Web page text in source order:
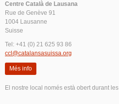
Centre Català de Lausana
Rue de Genève 91
1004 Lausanne
Suisse
Tel: +41 (0) 21 625 93 86
ccl@catalansasuissa.org
Més info
El nostre local només està obert durant les